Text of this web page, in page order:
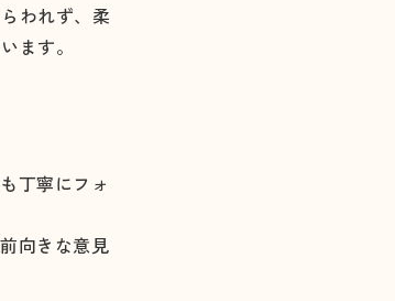
われず、柔
ます。
丁寧にフォ
向きな意見